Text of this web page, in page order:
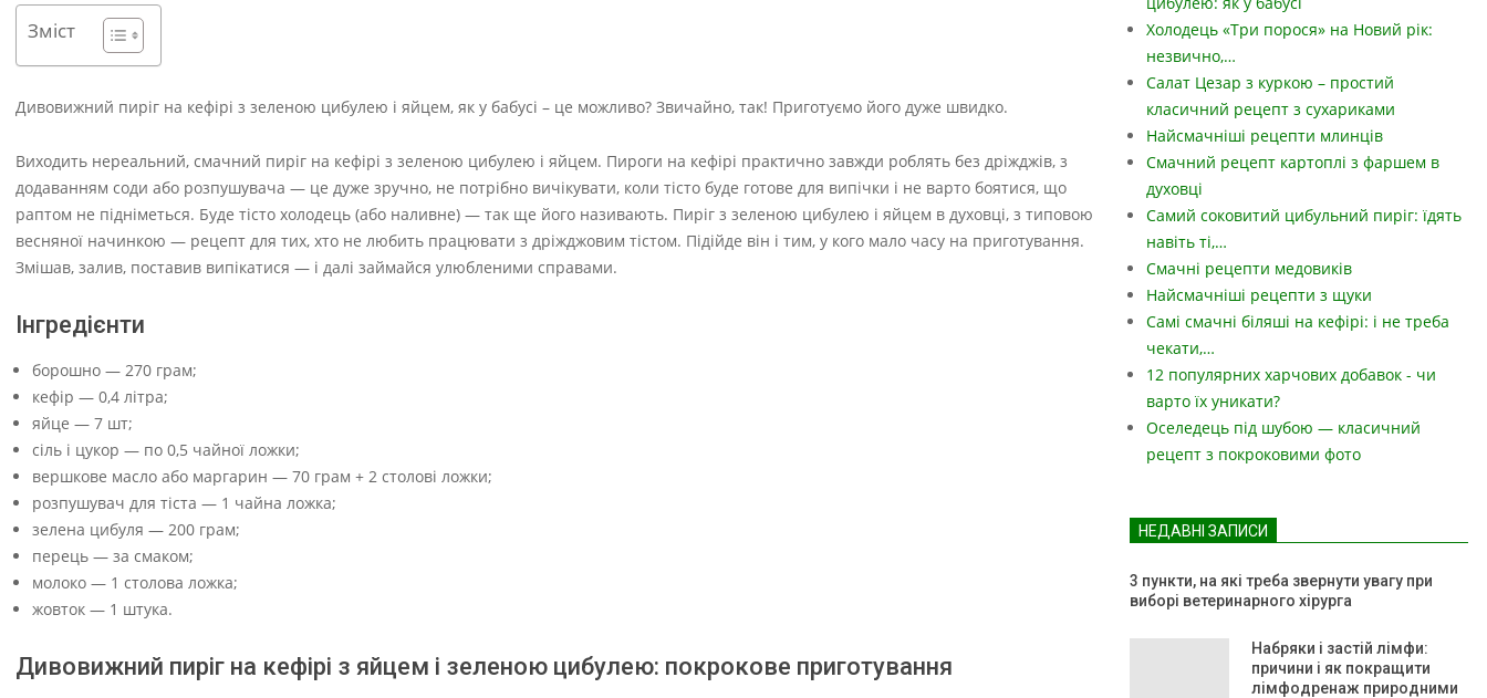
Зміст
Дивовижний пиріг на кефірі з зеленою цибулею і яйцем, як у бабусі – це можливо? Звичайно, так! Приготуємо його дуже швидко.
Виходить нереальний, смачний пиріг на кефірі з зеленою цибулею і яйцем. Пироги на кефірі практично завжди роблять без дріжджів, з
додаванням соди або розпушувача — це дуже зручно, не потрібно вичікувати, коли тісто буде готове для випічки і не варто боятися, що
раптом не підніметься. Буде тісто холодець (або наливне) — так ще його називають. Пиріг з зеленою цибулею і яйцем в духовці, з типовою
весняної начинкою — рецепт для тих, хто не любить працювати з дріжджовим тістом. Підійде він і тим, у кого мало часу на приготування.
Змішав, залив, поставив випікатися — і далі займайся улюбленими справами.
Інгредієнти
борошно — 270 грам;
кефір — 0,4 літра;
яйце — 7 шт;
сіль і цукор — по 0,5 чайної ложки;
вершкове масло або маргарин — 70 грам + 2 столові ложки;
розпушувач для тіста — 1 чайна ложка;
зелена цибуля — 200 грам;
перець — за смаком;
молоко — 1 столова ложка;
жовток — 1 штука.
Дивовижний пиріг на кефірі з яйцем і зеленою цибулею: покрокове приготування
Холодець «Три порося» на Новий рік:
незвично,…
Салат Цезар з куркою – простий
класичний рецепт з сухариками
Найсмачніші рецепти млинців
Смачний рецепт картоплі з фаршем в
духовці
Самий соковитий цибульний пиріг: їдять
навіть ті,…
Смачні рецепти медовиків
Найсмачніші рецепти з щуки
Самі смачні біляші на кефірі: і не треба
чекати,…
12 популярних харчових добавок - чи
варто їх уникати?
Оселедець під шубою — класичний
рецепт з покроковими фото
НЕДАВНІ ЗАПИСИ
3 пункти, на які треба звернути увагу при
виборі ветеринарного хірурга
Набряки і застій лімфи:
причини і як покращити
лімфодренаж природними